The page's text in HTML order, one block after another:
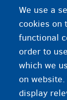
Busque trabajo
Unirse a una
Asistencia
We use a
cookies on
functional
order to
which we
on
display